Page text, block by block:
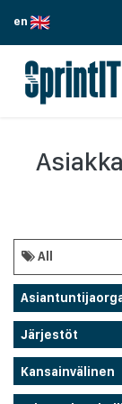
en
All
Järjestöt
Kansainvälinen